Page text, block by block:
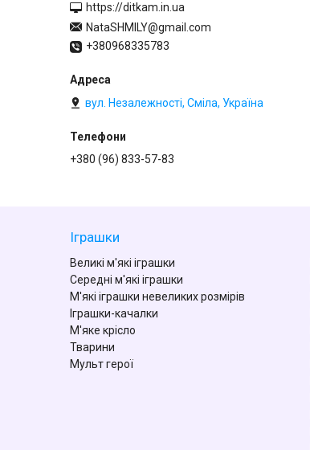
https://ditkam.in.ua
NataSHMILY@gmail.com
+380968335783
вул. Незалежності, Сміла, Україна
+380 (96) 833-57-83
Іграшки
Великі м'які іграшки
Середні м'які іграшки
М'які іграшки невеликих розмірів
Іграшки-качалки
М'яке крісло
Тварини
Мульт герої